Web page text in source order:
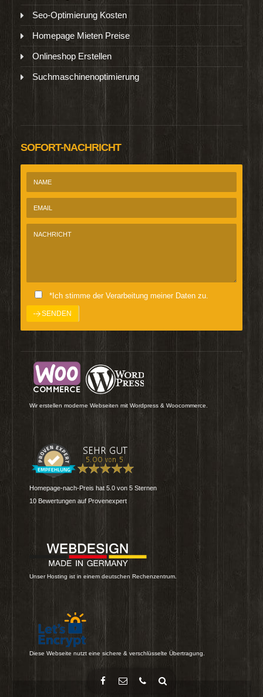
Seo-Optimierung Kosten
Homepage Mieten Preise
Onlineshop Erstellen
Suchmaschinenoptimierung
SOFORT-NACHRICHT
*Ich stimme der Verarbeitung meiner Daten zu.
Wir erstellen moderne Webseiten mit Wordpress & Woocommerce.
Homepage-nach-Preis hat 5.0 von 5 Sternen
10 Bewertungen auf Provenexpert
Unser Hosting ist in einem deutschen Rechenzentrum.
Diese Webseite nutzt eine sichere & verschlüsselte Übertragung.